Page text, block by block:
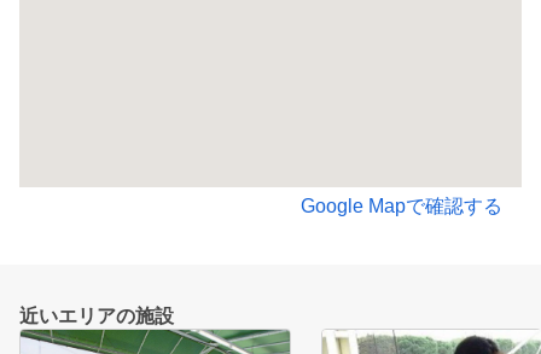
Google Mapで確認する
近いエリアの施設